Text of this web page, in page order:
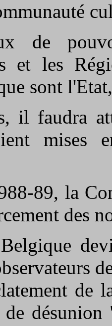
de
et les
sont
il faudra
mises
89, la
des
de